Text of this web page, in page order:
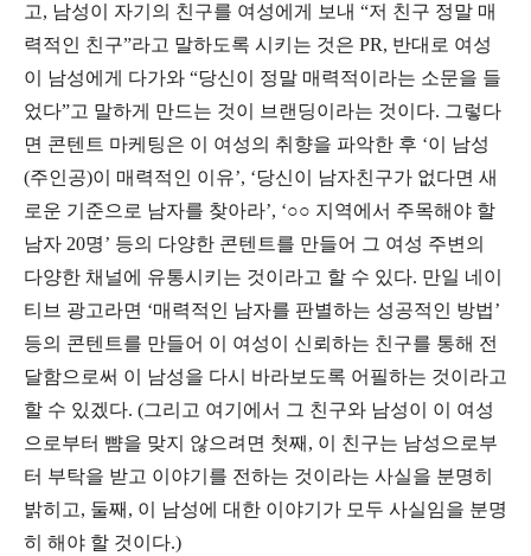
고, 남성이 자기의 친구를 여성에게 보내 “저 친구 정말 매
력적인 친구”라고 말하도록 시키는 것은 PR, 반대로 여성
이 남성에게 다가와 “당신이 정말 매력적이라는 소문을 들
었다”고 말하게 만드는 것이 브랜딩이라는 것이다. 그렇다
면 콘텐트 마케팅은 이 여성의 취향을 파악한 후 ‘이 남성
(주인공)이 매력적인 이유’, ‘당신이 남자친구가 없다면 새
로운 기준으로 남자를 찾아라’, ‘○○ 지역에서 주목해야 할
남자 20명’ 등의 다양한 콘텐트를 만들어 그 여성 주변의
다양한 채널에 유통시키는 것이라고 할 수 있다. 만일 네이
티브 광고라면 ‘매력적인 남자를 판별하는 성공적인 방법’
등의 콘텐트를 만들어 이 여성이 신뢰하는 친구를 통해 전
달함으로써 이 남성을 다시 바라보도록 어필하는 것이라고
할 수 있겠다. (그리고 여기에서 그 친구와 남성이 이 여성
으로부터 뺨을 맞지 않으려면 첫째, 이 친구는 남성으로부
터 부탁을 받고 이야기를 전하는 것이라는 사실을 분명히
밝히고, 둘째, 이 남성에 대한 이야기가 모두 사실임을 분명
히 해야 할 것이다.)